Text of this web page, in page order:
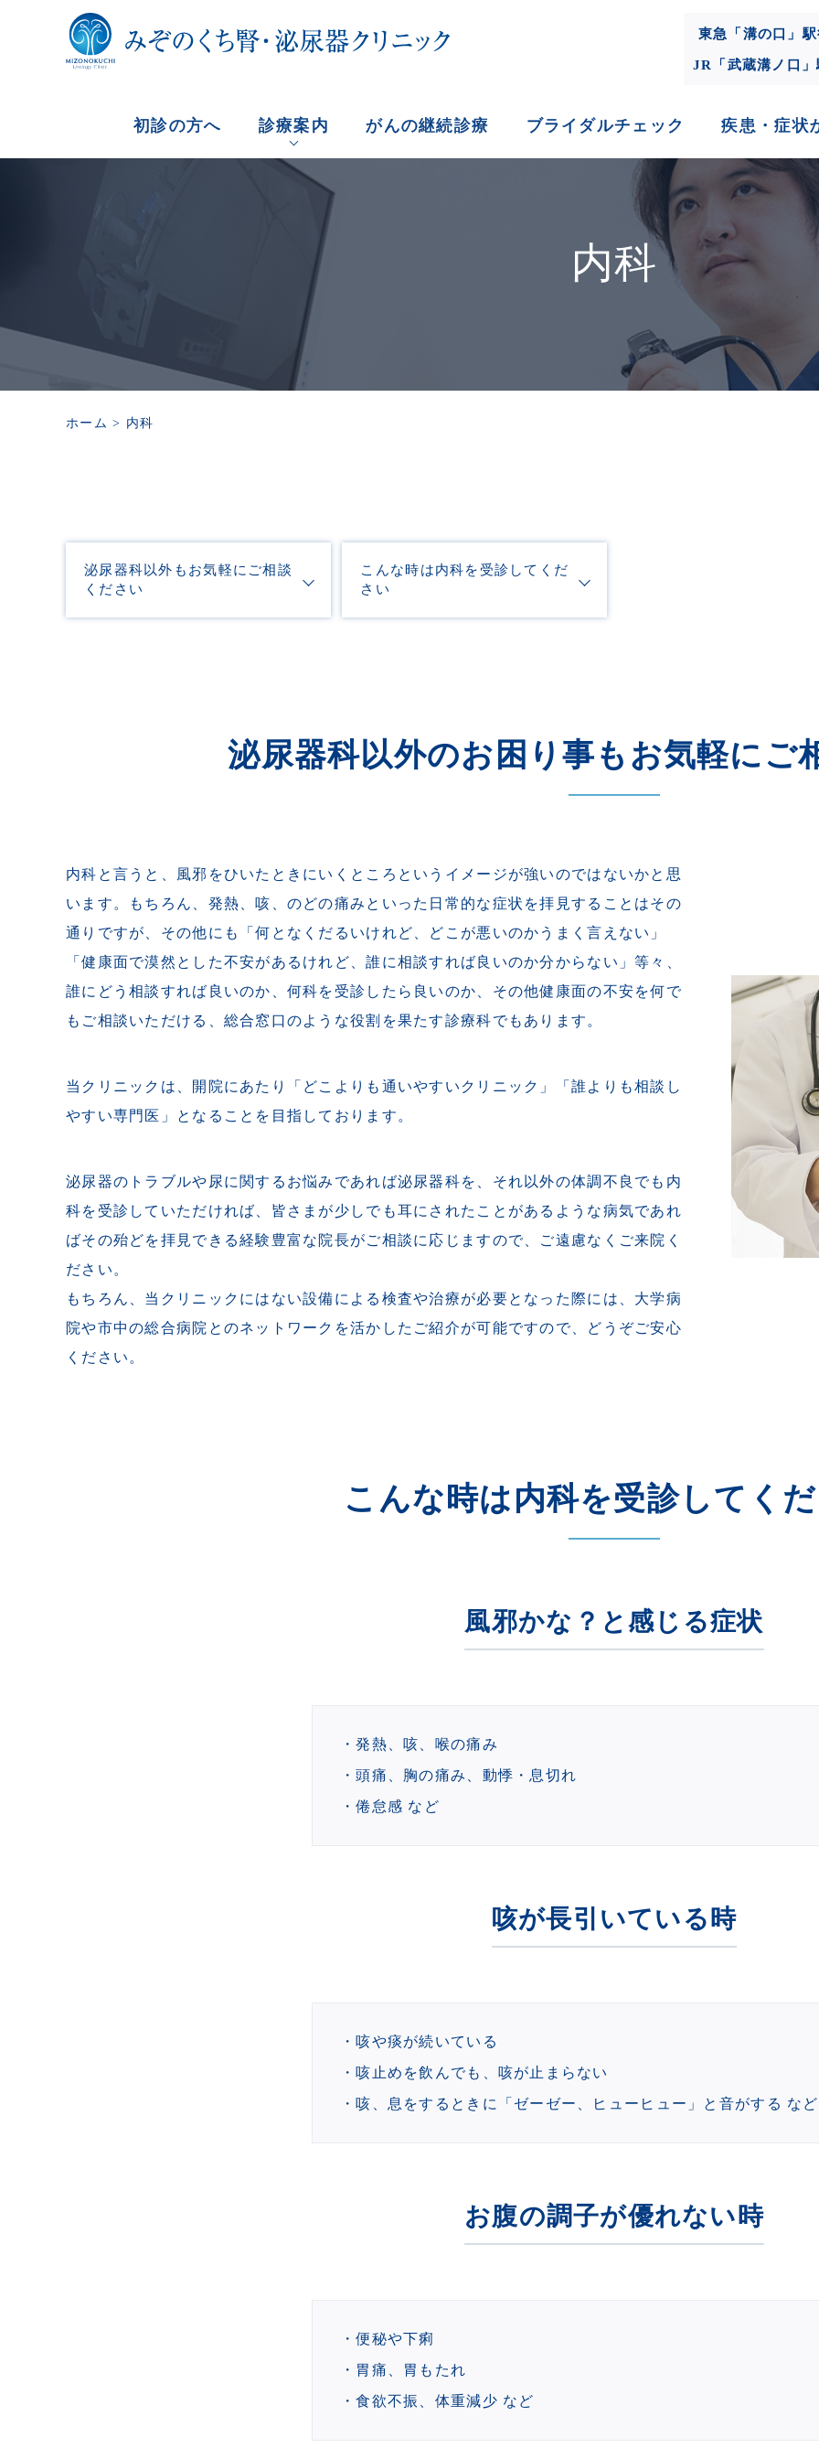
東急「溝の口」
JR「武蔵溝ノ口
初診の方へ 診療案内 がんの継続診療 ブライダルチェック 疾患・症状
内科
ホーム > 内科
泌尿器科以外もお気軽にご相談
ください
こんな時は内科を受診してくだ
さい
泌尿器科以外のお困り事もお気軽にご
内科と言うと、風邪をひいたときにいくところというイメージが強いのではないかと思
います。もちろん、発熱、咳、のどの痛みといった日常的な症状を拝見することはその
通りですが、その他にも「何となくだるいけれど、どこが悪いのかうまく言えない」
「健康面で漠然とした不安があるけれど、誰に相談すれば良いのか分からない」等々、
誰にどう相談すれば良いのか、何科を受診したら良いのか、その他健康面の不安を何で
もご相談いただける、総合窓口のような役割を果たす診療科でもあります。
当クリニックは、開院にあたり「どこよりも通いやすいクリニック」「誰よりも相談し
やすい専門医」となることを目指しております。
泌尿器のトラブルや尿に関するお悩みであれば泌尿器科を、それ以外の体調不良でも内
科を受診していただければ、皆さまが少しでも耳にされたことがあるような病気であれ
ばその殆どを拝見できる経験豊富な院長がご相談に応じますので、ご遠慮なくご来院く
ださい。
もちろん、当クリニックにはない設備による検査や治療が必要となった際には、大学病
院や市中の総合病院とのネットワークを活かしたご紹介が可能ですので、どうぞご安心
ください。
こんな時は内科を受診してく
風邪かな？と感じる症状
発熱、咳、喉の痛み
頭痛、胸の痛み、動悸・息切れ
倦怠感 など
咳が長引いている時
咳や痰が続いている
咳止めを飲んでも、咳が止まらない
咳、息をするときに「ゼーゼー、ヒューヒュー」と音がする など
お腹の調子が優れない時
便秘や下痢
胃痛、胃もたれ
食欲不振、体重減少 など